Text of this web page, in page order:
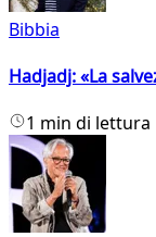
Bibbia
Hadjadj: «La
1 min di lettura